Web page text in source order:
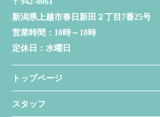
新潟県上越市春日新田２丁目7番25号
営業時間： 10時～18時
定休日： 水曜日
トップページ
スタッフ